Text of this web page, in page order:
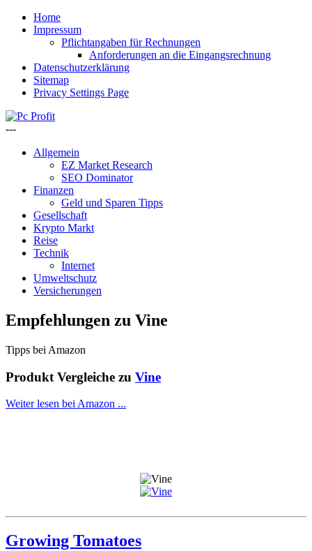
Home
Impressum
Pflichtangaben für Rechnungen
Anforderungen an die Eingangsrechnung
Datenschutzerklärung
Sitemap
Privacy Settings Page
---
Allgemein
EZ Market Research
SEO Dominator
Finanzen
Geld und Sparen Tipps
Gesellschaft
Krypto Markt
Reise
Technik
Internet
Umweltschutz
Versicherungen
Empfehlungen zu Vine
Tipps bei Amazon
Produkt Vergleiche zu Vine
Weiter lesen bei Amazon ...
Growing Tomatoes